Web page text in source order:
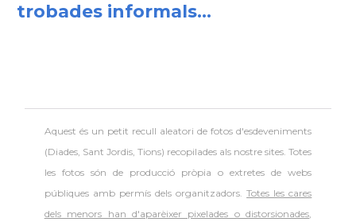
trobades informals...
Aquest és un petit recull aleatori defotos d'esdeveniments
(Diades, Sant Jordis, Tions) recopilades als nostre sites. Totes
les fotos són de producció pròpia o extretes de webs
públiques amb permís dels organitzadors.Totes les cares
dels menors han d'aparèixer pixelades o distorsionades,